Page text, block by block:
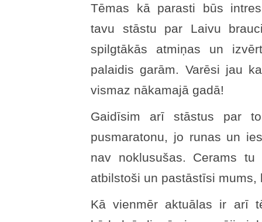
Tēmas kā parasti būs
tavu stāstu par Laivu
spilgtākās atmiņas un
palaidis garām. Varēsi jau
vismaz nākamajā gadā!
Gaidīsim arī stāstus par
pusmaratonu, jo runas un
nav noklusušas. Cerams
atbilstoši un pastāstīsi
Kā vienmēr aktuālas ir arī